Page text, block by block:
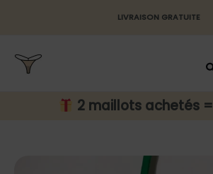
LIVRAISON GRATUITE
2 maillots achetés =